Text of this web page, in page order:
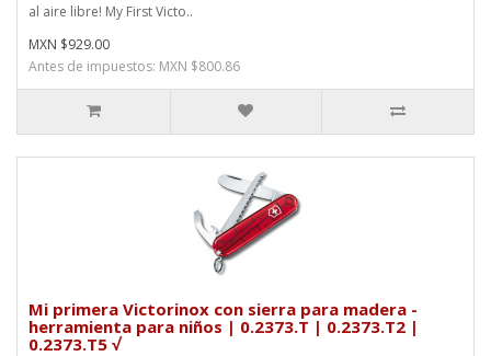
al aire libre! My First Victo..
MXN $929.00
Antes de impuestos: MXN $800.86
Mi primera Victorinox con sierra para madera -
herramienta para niños | 0.2373.T | 0.2373.T2 |
0.2373.T5 √